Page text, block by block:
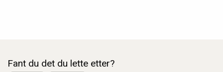
Fant du det du lette etter?